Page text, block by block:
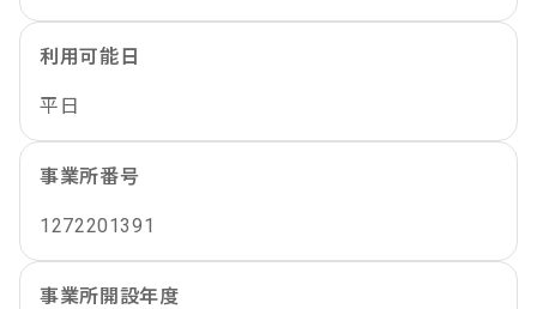
利用可能日
平日
事業所番号
1272201391
事業所開設年度